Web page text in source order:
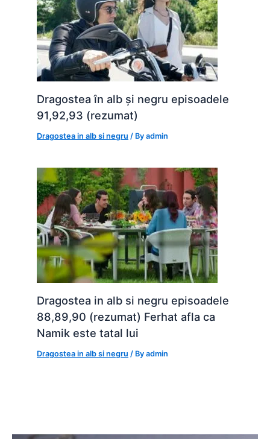
Dragostea în alb și negru episoadele
91,92,93 (rezumat)
Dragostea in alb si negru / Byadmin
Dragostea in alb si negru episoadele
88,89,90 (rezumat) Ferhat afla ca
Namik este tatal lui
Dragostea in alb si negru / Byadmin